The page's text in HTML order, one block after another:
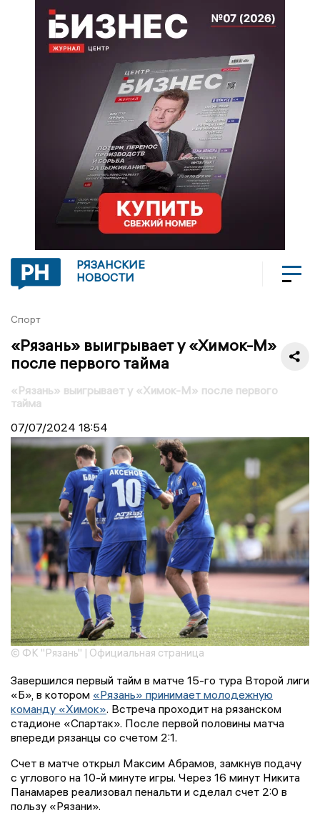
РЯЗАНСКИЕ
НОВОСТИ
Спорт
«Рязань» выигрывает у «Химок-М»
после первого тайма
«Рязань» выигрывает у «Химок-М» после первого
тайма
07/07/2024 18:54
© ФК "Рязань" | Официальная страница
Завершился первый тайм в матче 15-го тура Второй лиги
«Б», в котором «Рязань» принимает молодежную
команду «Химок». Встреча проходит на рязанском
стадионе «Спартак». После первой половины матча
впереди рязанцы со счетом 2:1.
Счет в матче открыл Максим Абрамов, замкнув подачу
с углового на 10-й минуте игры. Через 16 минут Никита
Панамарев реализовал пенальти и сделал счет 2:0 в
пользу «Рязани».